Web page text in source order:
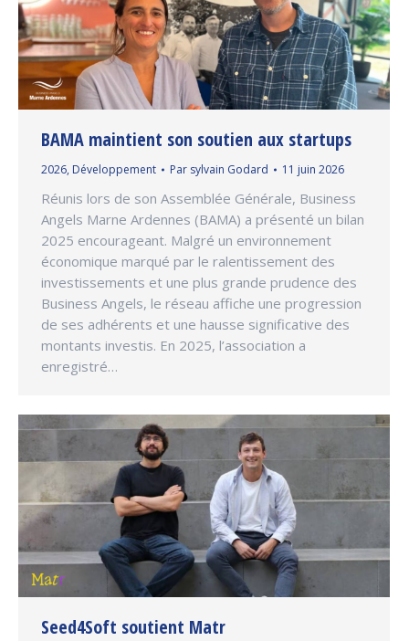
BAMA maintient son soutien aux startups
2026, Développement Par sylvain Godard 11 juin 2026
Réunis lors de son Assemblée Générale, Business
Angels Marne Ardennes (BAMA) a présenté un bilan
2025 encourageant. Malgré un environnement
économique marqué par le ralentissement des
investissements et une plus grande prudence des
Business Angels, le réseau affiche une progression
de ses adhérents et une hausse significative des
montants investis. En 2025, l’association a
enregistré…
Seed4Soft soutient Matr